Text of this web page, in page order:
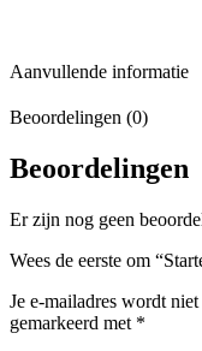
Aanvullende informatie
Beoordelingen (0)
Beoordelingen
Er zijn nog geen
Wees de eerste om
Je e-mailadres wordt
gemarkeerd met *